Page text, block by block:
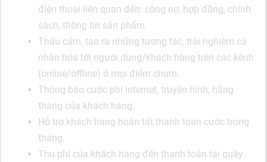
điện thoại liên quan đến: công nợ, hợp đồng, chính
sách, thông tin sản phẩm.
Thấu cảm, tạo ra những tương tác, trải nghiệm cá
nhân hóa tới người dùng/khách hàng trên các kênh
(online/offline) ở mọi điểm chạm.
Thông báo cước phí internet, truyền hình, hằng
tháng của khách hàng.
Hỗ trợ khách hàng hoàn tất thanh toán cước trong
tháng.
Thu phí của khách hàng đến thanh toán tại quầy